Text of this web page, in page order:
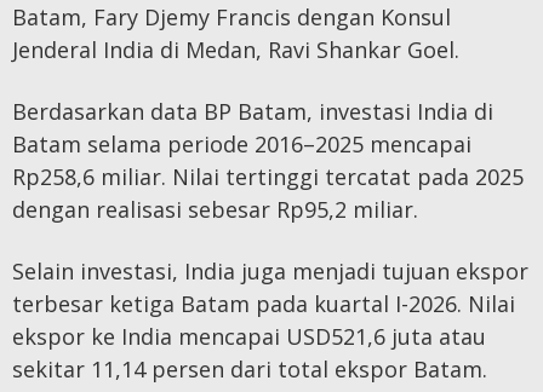
Batam, Fary Djemy Francis dengan Konsul
Jenderal India di Medan, Ravi Shankar Goel.
Berdasarkan data BP Batam, investasi India di
Batam selama periode 2016–2025 mencapai
Rp258,6 miliar. Nilai tertinggi tercatat pada 2025
dengan realisasi sebesar Rp95,2 miliar.
Selain investasi, India juga menjadi tujuan ekspor
terbesar ketiga Batam pada kuartal I-2026. Nilai
ekspor ke India mencapai USD521,6 juta atau
sekitar 11,14 persen dari total ekspor Batam.